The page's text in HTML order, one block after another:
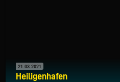
21.03.2021
Heiligenhafen